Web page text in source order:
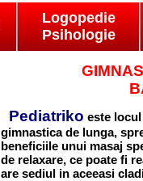
Logopedie
Psihologie
Pediatriko este
gimnastica de lunga,
beneficiile unui masaj
de relaxare, ce poate fi
are sediul in aceeasi